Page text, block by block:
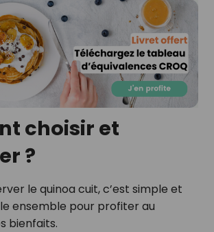
choisir et
?
le quinoa cuit, c’est simple et
ensemble pour profiter au
bienfaits.